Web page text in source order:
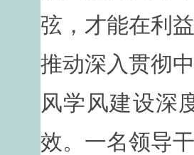
弦，才能在利
推动深入贯彻
风学风建设深
效。一名领导